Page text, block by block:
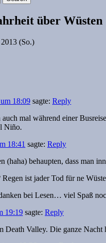
über Wüsten
(So.)
18:09 sagte: Reply
mal während einer
Niño.
18:41 sagte: Reply
behaupten, dass man
ist jader Tod für ne
bei Lesen… viel Spaß
19:19 sagte: Reply
Valley. Die ganze Nacht